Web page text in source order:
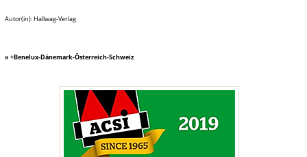
Autor(in): Hallwag-Verlag
» +Benelux-Dänemark-Österreich-Schweiz